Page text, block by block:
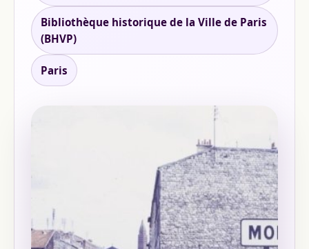
Bibliothèque historique de la Ville de Paris
(BHVP)
Paris